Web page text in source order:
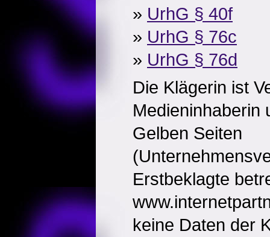
» UrhG § 40f
» UrhG § 76c
» UrhG § 76d
Die Klägerin ist
Medieninhaberin
Gelben Seiten
Erstbeklagte
keine Daten der